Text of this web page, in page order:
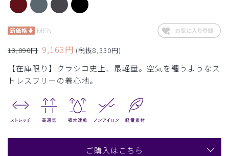
MEN
13,090円 9,163円 (税抜8,330円)
【在庫限り】クラシコ史上、最軽量。空気を纏うようなス
トレスフリーの着心地。
ご購入はこちら